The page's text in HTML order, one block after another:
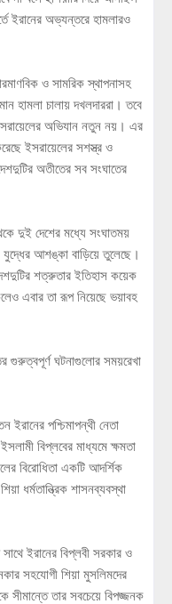
ইরানের অভ্যন্তরে হামলারও
ও সামরিক স্থাপনাসহ
হামলা চালায় দখলদাররা। তবে
অভিযান নতুন নয়। এর
ইসরায়েলের সশস্ত্র ও
অতীতের সব সংঘাতের
দুই দেশের মধ্যে সংঘাতময়
যুদ্ধের আশঙ্কা বাড়িয়ে তুলেছে।
শত্রুতার ইতিহাস কয়েক
এবার তা রূপ নিয়েছে ভয়াবহ
গুরুত্বপূর্ণ ঘটনাগুলোর সময়রেখা
ইরানের পশ্চিমাপন্থী নেতা
বিপ্লবের মাধ্যমে ক্ষমতা
বিরোধিতা একটি আদর্শিক
ধর্মতান্ত্রিক শাসনব্যবস্থা
ইরানের বিপ্লবী সরকার ও
সহযোগী শিয়া মুসলিমদের
সীমান্তে তার সবচেয়ে বিপজ্জনক